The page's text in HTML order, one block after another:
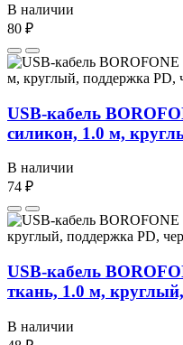
В наличии
80 ₽
USB-кабель
силикон, 1.0 м,
В наличии
74 ₽
USB-кабель
ткань, 1.0 м,
В наличии